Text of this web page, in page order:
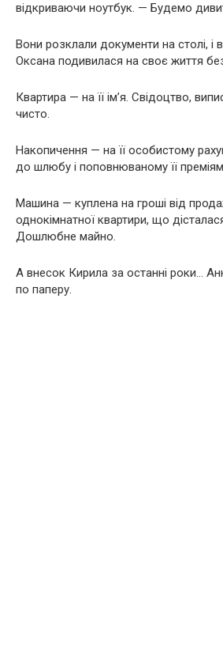
відкриваючи ноутбук. — Будемо
Вони розклали документи на столі, і
Оксана подивилася на своє життя
Квартира — на її ім’я. Свідоцтво,
чисто.
Накопичення — на її особистому
до шлюбу і поповнюваному її
Машина — куплена на гроші від
однокімнатної квартири, що
Дошлюбне майно.
А внесок Кирила за останні роки…
по паперу.